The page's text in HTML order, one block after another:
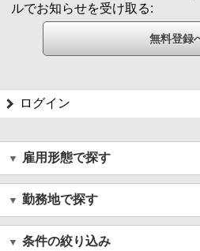
ルでお知らせを受け取る:
ログイン
雇用形態で探す
勤務地で探す
条件の絞り込み